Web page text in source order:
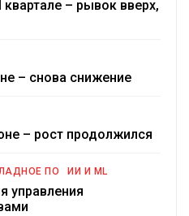
– рывок вверх,
– снова снижение
– рост продолжился
ПО ИИ И ML
управления